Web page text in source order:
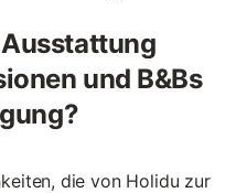
und B&Bs
die von Holidu zur